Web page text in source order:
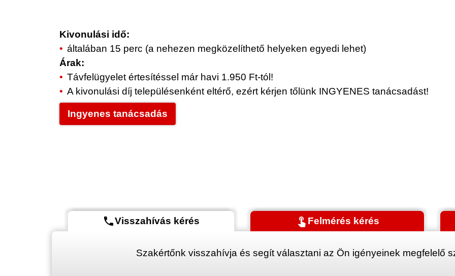
Kivonulási idő:
általában 15 perc (a nehezen megközelíthető helyeken egyedi lehet)
Árak:
Távfelügyelet értesítéssel már havi 1.950 Ft-tól!
A kivonulási díj településenként eltérő, ezért kérjen tőlünk INGYENES tanácsadást!
Ingyenes tanácsadás
phoneVisszahívás kérés touch_app Felmérés kérés
Szakértőnk visszahívja és segít választani az Ön igényeinek megfelelő